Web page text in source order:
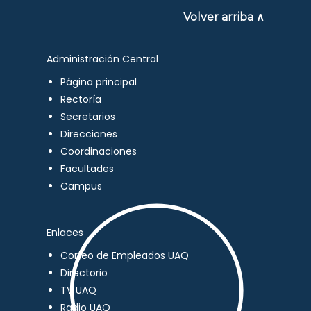
Volver arriba ∧
Administración Central
Página principal
Rectoría
Secretarios
Direcciones
Coordinaciones
Facultades
Campus
Enlaces
Correo de Empleados UAQ
Directorio
TV UAQ
Radio UAQ